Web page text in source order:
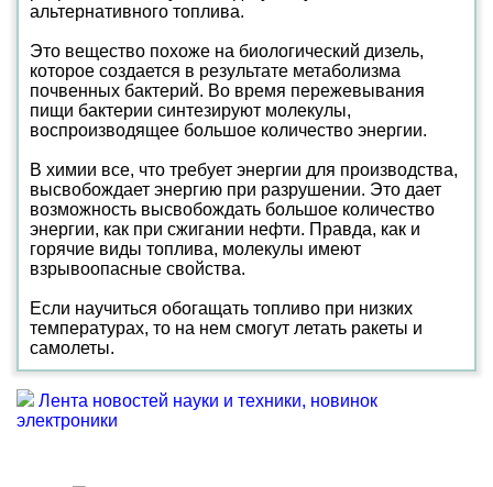
альтернативного топлива.
Это вещество похоже на биологический дизель,
которое создается в результате метаболизма
почвенных бактерий. Во время пережевывания
пищи бактерии синтезируют молекулы,
воспроизводящее большое количество энергии.
В химии все, что требует энергии для производства,
высвобождает энергию при разрушении. Это дает
возможность высвобождать большое количество
энергии, как при сжигании нефти. Правда, как и
горячие виды топлива, молекулы имеют
взрывоопасные свойства.
Если научиться обогащать топливо при низких
температурах, то на нем смогут летать ракеты и
самолеты.
Лента новостей науки и техники, новинок
электроники